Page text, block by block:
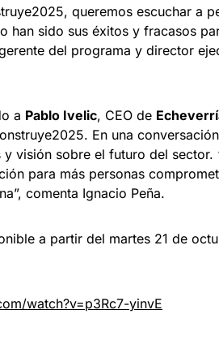
queremos escuchar a
han sido sus éxitos y fracasos
del programa y director
a Pablo Ivelic, CEO de
En una
visión sobre el futuro del sector.
para más personas
comenta Ignacio Peña.
a partir del martes 21 de
watch?v=p3Rc7-yinvE